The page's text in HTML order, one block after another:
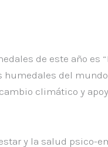
de este año
del
climático y
y la salud psico-